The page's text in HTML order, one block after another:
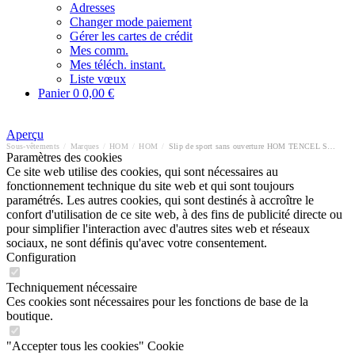
Adresses
Changer mode paiement
Gérer les cartes de crédit
Mes comm.
Mes téléch. instant.
Liste vœux
Panier0 0,00 €
Aperçu
Sous-vêtements Marques HOM HOM
Paramètres des cookies
Ce site web utilise des cookies, qui sont nécessaires au
fonctionnement technique du site web et qui sont toujours
paramétrés. Les autres cookies, qui sont destinés à accroître le
confort d'utilisation de ce site web, à des fins de publicité directe ou
pour simplifier l'interaction avec d'autres sites web et réseaux
sociaux, ne sont définis qu'avec votre consentement.
Configuration
Techniquement nécessaire
Ces cookies sont nécessaires pour les fonctions de base de la
boutique.
"Accepter tous les cookies" Cookie